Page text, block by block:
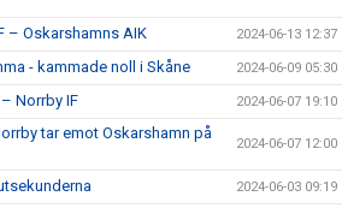
– Oskarshamns AIK 2024-06-13 12:37
- kammade noll i Skåne 2024-06-09 05:30
Norrby IF 2024-06-07 19:10
tar emot Oskarshamn på
2024-06-07 12:00
2024-06-03 09:19